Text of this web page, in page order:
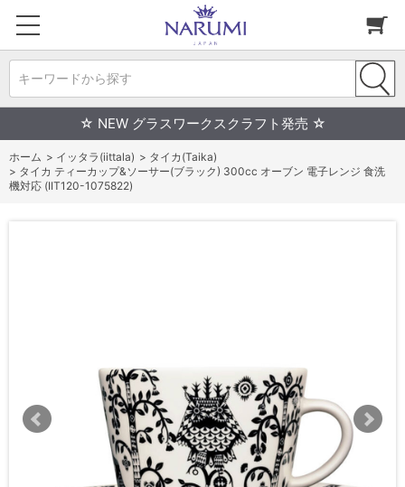
キーワードから探す
☆ NEW グラスワークスクラフト発売 ☆
ホーム > イッタラ(iittala) > タイカ(Taika)
> タイカ ティーカップ&ソーサー(ブラック) 300cc オーブン 電子レンジ 食洗
機対応 (IIT120-1075822)